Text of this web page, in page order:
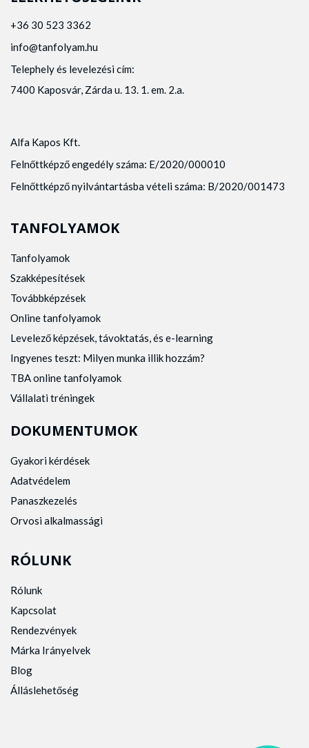
+36 30 523 3362
info@tanfolyam.hu
Telephely és levelezési cím:
7400 Kaposvár, Zárda u. 13. 1. em. 2.a.
Alfa Kapos Kft.
Felnőttképző engedély száma: E/2020/000010
Felnőttképző nyilvántartásba vételi száma: B/2020/001473
TANFOLYAMOK
Tanfolyamok
Szakképesítések
Továbbképzések
Online tanfolyamok
Levelező képzések, távoktatás, és e-learning
Ingyenes teszt: Milyen munka illik hozzám?
TBA online tanfolyamok
Vállalati tréningek
DOKUMENTUMOK
Gyakori kérdések
Adatvédelem
Panaszkezelés
Orvosi alkalmassági
RÓLUNK
Rólunk
Kapcsolat
Rendezvények
Márka Irányelvek
Blog
Álláslehetőség